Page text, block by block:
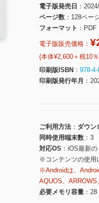
電子版発売日
ページ数
128ペー
フォーマット
PDF
電子版販売価格：
(本体¥2,600＋税10
印刷版ISBN
978-
印刷版発行年月
ご利用方法
ダウン
同時使用端末数
3
対応OS
iOS最新
※コンテンツの使用
※Androidは、
AQUOS、
必要メモリ容量
28